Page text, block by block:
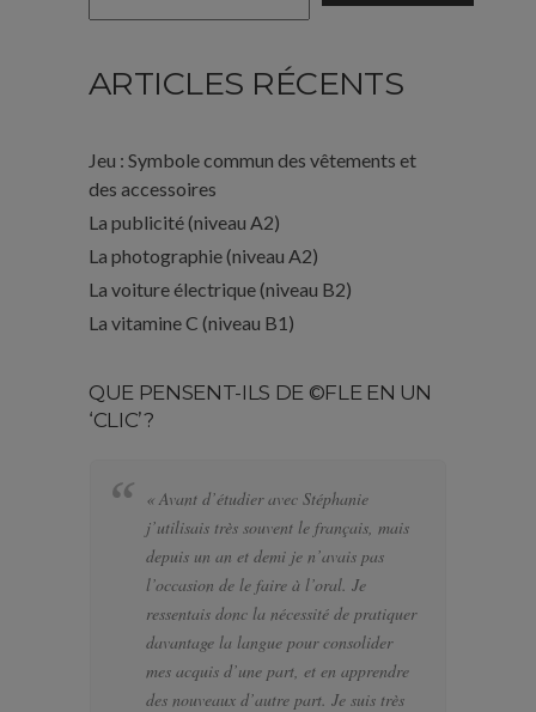
ARTICLES RÉCENTS
Jeu : Symbole commun des vêtements et
des accessoires
La publicité (niveau A2)
La photographie (niveau A2)
La voiture électrique (niveau B2)
La vitamine C (niveau B1)
QUE PENSENT-ILS DE ©FLE EN UN
‘CLIC’?
« Avant d’étudier avec Stéphanie
j’utilisais très souvent le français, mais
depuis un an et demi je n’avais pas
l’occasion de le faire à l’oral. Je
ressentais donc la nécessité de pratiquer
davantage la langue pour consolider
mes acquis d’une part, et en apprendre
des nouveaux d’autre part. Je suis très